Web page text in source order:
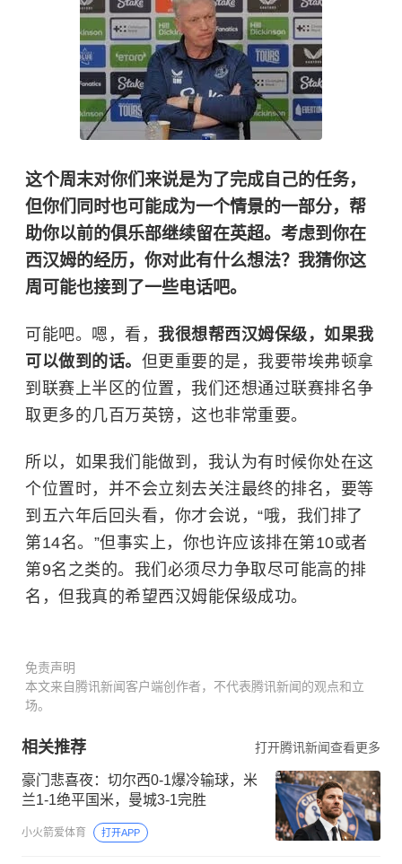
这个周末对你们来说是为了完成自己的任务，
但你们同时也可能成为一个情景的一部分，帮
助你以前的俱乐部继续留在英超。考虑到你在
西汉姆的经历，你对此有什么想法？我猜你这
周可能也接到了一些电话吧。
可能吧。嗯，看， 我很想帮西汉姆保级，如果我
可以做到的话。 但更重要的是，我要带埃弗顿拿
到联赛上半区的位置，我们还想通过联赛排名争
取更多的几百万英镑，这也非常重要。
所以，如果我们能做到，我认为有时候你处在这
个位置时，并不会立刻去关注最终的排名，要等
到五六年后回头看，你才会说，“哦，我们排了
第14名。”但事实上，你也许应该排在第10或者
第9名之类的。我们必须尽力争取尽可能高的排
名，但我真的希望西汉姆能保级成功。
免责声明
本文来自腾讯新闻客户端创作者，不代表腾讯新闻的观点和立
场。
相关推荐 打开腾讯新闻查看更多
豪门悲喜夜：切尔西0-1爆冷输球，米
兰1-1绝平国米，曼城3-1完胜
小火箭爱体育 打开APP